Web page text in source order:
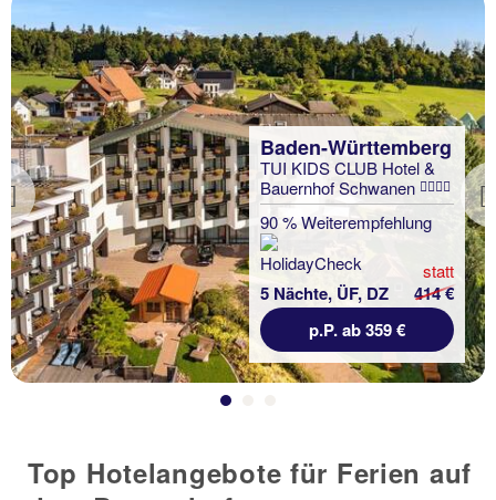
Previous
Baden-Württemberg
TUI KIDS CLUB Hotel &
Bauernhof Schwanen
90 % Weiterempfehlung
5 Nächte, ÜF, DZ
statt
414 €
p.P. ab 359 €
Top Hotelangebote für Ferien auf